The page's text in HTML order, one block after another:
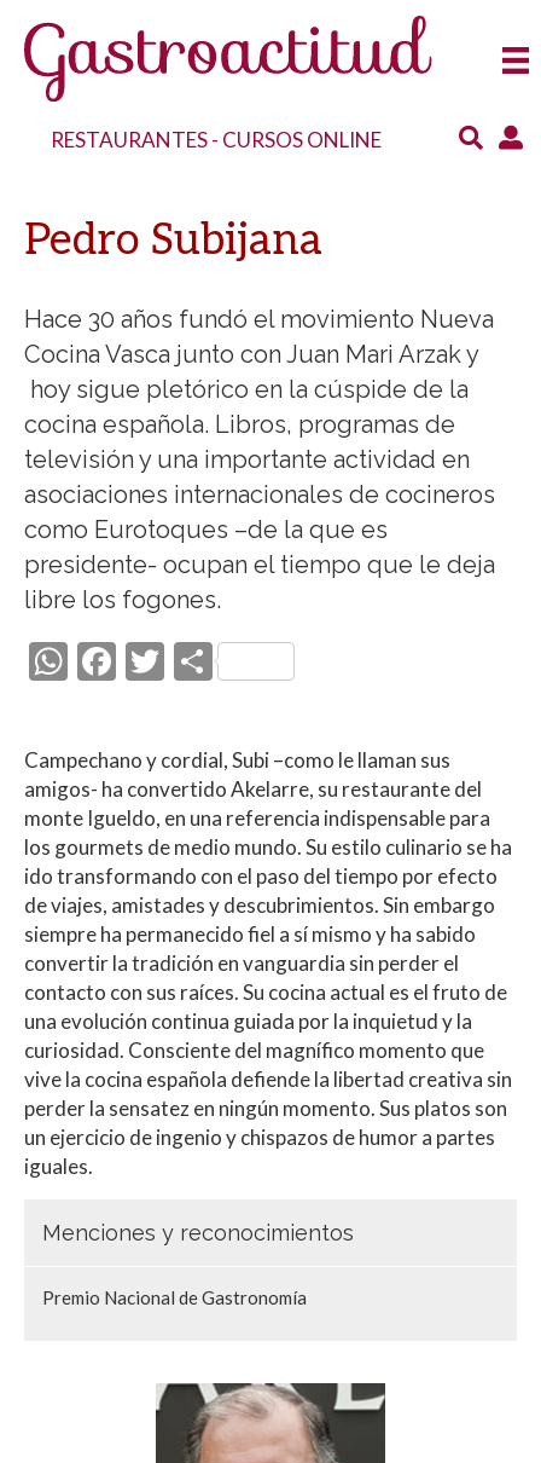
RESTAURANTES- CURSOS ONLINE
Pedro Subijana
Hace 30 años fundó el movimiento Nueva
Cocina Vasca junto con Juan Mari Arzak y
hoy sigue pletórico en la cúspide de la
cocina española. Libros, programas de
televisión y una importante actividad en
asociaciones internacionales de cocineros
como Eurotoques –de la que es
presidente- ocupan el tiempo que le deja
libre los fogones.
W
s
A
p
p
F
b
o
o
k
T
er
C
p
ar
ti
r
Campechano y cordial, Subi –como le llaman sus
amigos- ha convertido Akelarre, su restaurante del
monte Igueldo, en una referencia indispensable para
los gourmets de medio mundo. Su estilo culinario se ha
ido transformando con el paso del tiempo por efecto
de viajes, amistades y descubrimientos. Sin embargo
siempre ha permanecido fiel a sí mismo y ha sabido
convertir la tradición en vanguardia sin perder el
contacto con sus raíces. Su cocina actual es el fruto de
una evolución continua guiada por la inquietud y la
curiosidad. Consciente del magnífico momento que
vive la cocina española defiende la libertad creativa sin
perder la sensatez en ningún momento. Sus platos son
un ejercicio de ingenio y chispazos de humor a partes
iguales.
Menciones y reconocimientos
Premio Nacional de Gastronomía